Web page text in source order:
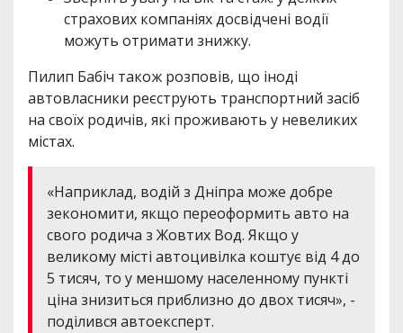
страхових компаніях досвідчені водії
можуть отримати знижку.
Пилип Бабіч також розповів, що іноді
автовласники реєструють транспортний засіб
на своїх родичів, які проживають у невеликих
містах.
«Наприклад, водій з Дніпра може добре
зекономити, якщо переоформить авто на
свого родича з Жовтих Вод. Якщо у
великому місті автоцивілка коштує від 4 до
5 тисяч, то у меншому населенному пункті
ціна знизиться приблизно до двох тисяч», -
поділився автоексперт.